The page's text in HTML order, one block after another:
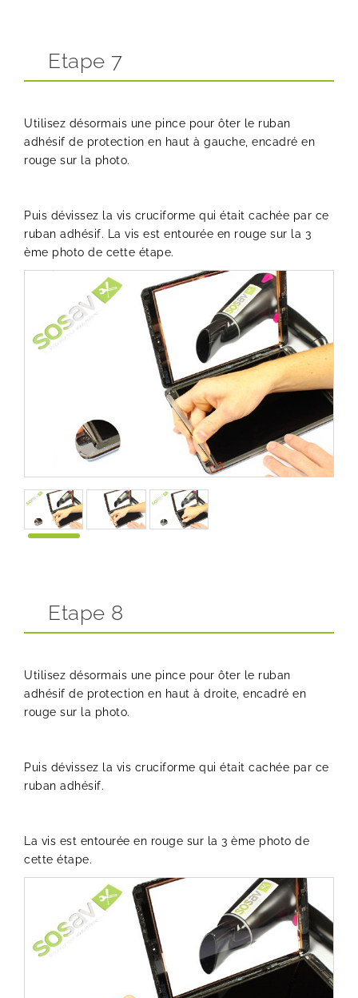
Etape 7
Utilisez désormais une pince pour ôter le ruban
adhésif de protection en haut à gauche, encadré en
rouge sur la photo.
Puis dévissez la vis cruciforme qui était cachée par ce
ruban adhésif. La vis est entourée en rouge sur la 3
ème photo de cette étape.
Etape 8
Utilisez désormais une pince pour ôter le ruban
adhésif de protection en haut à droite, encadré en
rouge sur la photo.
Puis dévissez la vis cruciforme qui était cachée par ce
ruban adhésif.
La vis est entourée en rouge sur la 3 ème photo de
cette étape.